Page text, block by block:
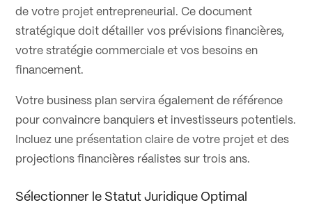
de votre projet entrepreneurial. Ce document
stratégique doit détailler vos prévisions financières,
votre stratégie commerciale et vos besoins en
financement.
Votre business plan servira également de référence
pour convaincre banquiers et investisseurs potentiels.
Incluez une présentation claire de votre projet et des
projections financières réalistes sur trois ans.
Sélectionner le Statut Juridique Optimal